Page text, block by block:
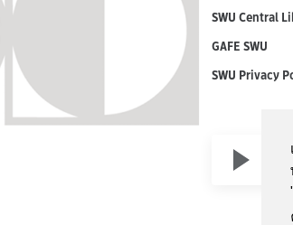
SWU Central
GAFE SWU
SWU Privacy